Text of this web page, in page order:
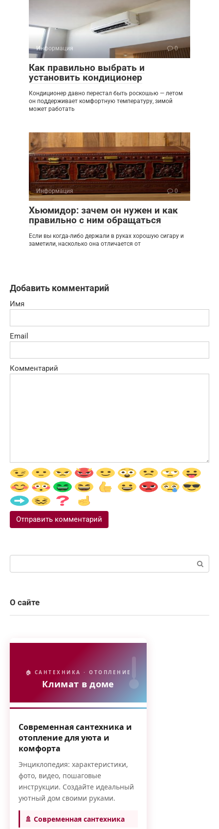
Информация 0
Как правильно выбрать и
установить кондиционер
Кондиционер давно перестал быть роскошью — летом
он поддерживает комфортную температуру, зимой
может работать
Информация 0
Хьюмидор: зачем он нужен и как
правильно с ним обращаться
Если вы когда-либо держали в руках хорошую сигару и
заметили, насколько она отличается от
Добавить комментарий
Имя
Email
Комментарий
О сайте
🏠 САНТЕХНИКА · ОТОПЛЕНИЕ
Климат в доме
Современная сантехника и
отопление для уюта и
комфорта
Энциклопедия: характеристики,
фото, видео, пошаговые
инструкции. Создайте идеальный
уютный дом своими руками.
🚿 Современная сантехника